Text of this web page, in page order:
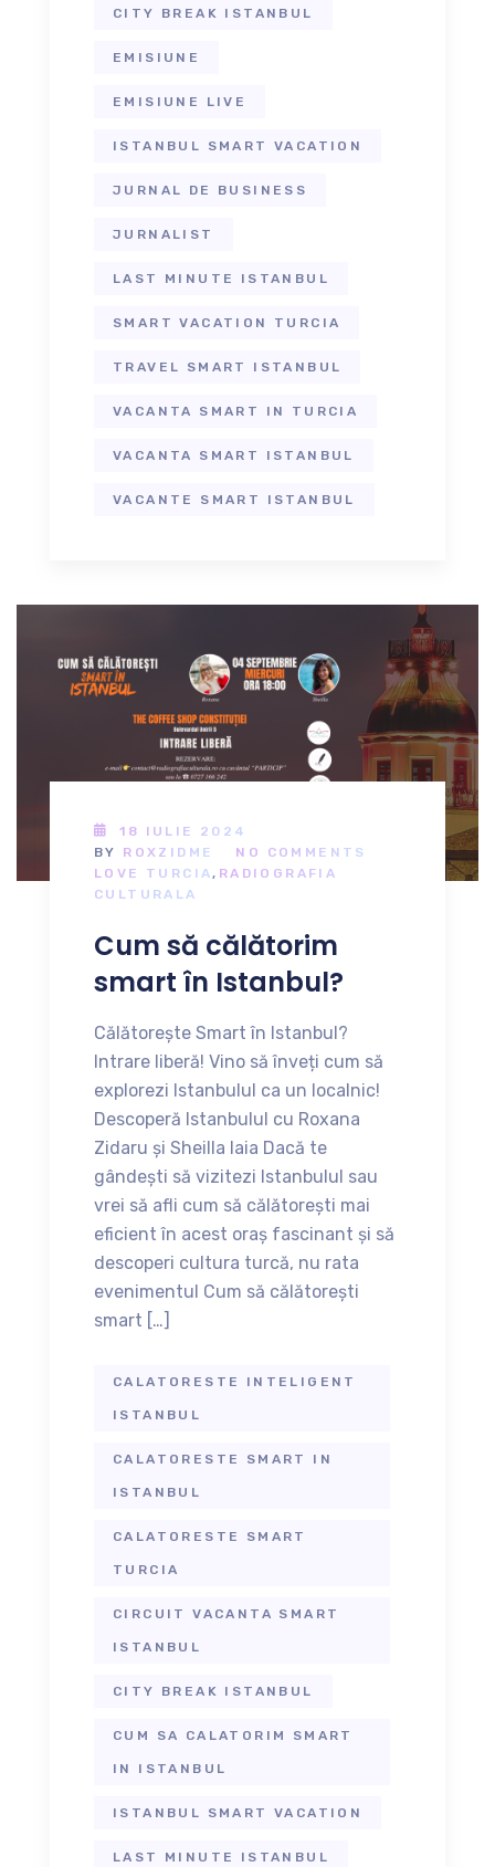
CITY BREAK ISTANBUL
EMISIUNE
EMISIUNE LIVE
ISTANBUL SMART VACATION
JURNAL DE BUSINESS
JURNALIST
LAST MINUTE ISTANBUL
SMART VACATION TURCIA
TRAVEL SMART ISTANBUL
VACANTA SMART IN TURCIA
VACANTA SMART ISTANBUL
VACANTE SMART ISTANBUL
18 IULIE 2024
BY ROXZIDME
NO COMMENTS
LOVE TURCIA, RADIOGRAFIA
CULTURALA
Cum să călătorim
smart în Istanbul?
Călătorește Smart în Istanbul?
Intrare liberă! Vino să înveți cum să
explorezi Istanbulul ca un localnic!
Descoperă Istanbulul cu Roxana
Zidaru și Sheilla Iaia Dacă te
gândești să vizitezi Istanbulul sau
vrei să afli cum să călătorești mai
eficient în acest oraș fascinant și să
descoperi cultura turcă, nu rata
evenimentul Cum să călătorești
smart […]
CALATORESTE INTELIGENT
ISTANBUL
CALATORESTE SMART IN
ISTANBUL
CALATORESTE SMART
TURCIA
CIRCUIT VACANTA SMART
ISTANBUL
CITY BREAK ISTANBUL
CUM SA CALATORIM SMART
IN ISTANBUL
ISTANBUL SMART VACATION
LAST MINUTE ISTANBUL